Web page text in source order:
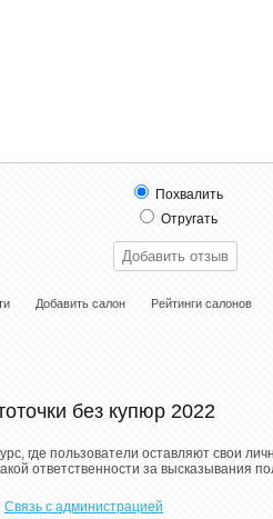
Похвалить
Отругать
Добавить салон Рейтинги салонов
без купюр 2022
где пользователи оставляют свои
ответственности за высказывания
Связь с администрацией